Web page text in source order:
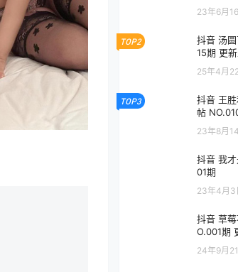
23年6月
TOP2
抖音 汤
15期 更
25年4月
TOP3
抖音 王
帖
23年8月
抖音 我
01期
23年4月3
抖音 草
O.001期
24年9月